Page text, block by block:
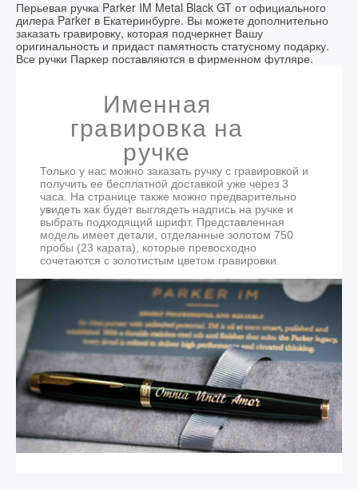
ЗОЛОТИСТАЯ ОТДЕЛКА ДЛЯ
ДЕЛОВОГО ПИСЬМА
Parker IM Metal Black GT — перьевая ручка в строгом
чёрном цвете с выразительными золотистыми
модель визуально глубокой и аккуратной, а позолота
23К добавляет классический премиальный акцент. Эта
деловых заметок и подарка человеку, который ценит
сдержанные, но статусные аксессуары. В комплект
входят синий картридж и фирменный футляр, поэтому
Parker IM Metal Black GT можно вручить как готовый
подарок.
дизайну и к выбору материалов, многообразие отделок
и текстур – при этом сохраняя фирменную
изысканность и благородство Parker.
Заказ оформлен Доставим
до 12:00
Сегодня до 15:00 *
до 20:00
в течение 3 часов*
*более точное время доставки согласовывается с
курьером после оформления заказа
СТОИМОСТЬ ДОСТАВКИ
Сумма покупки Стоимость доставки
до 6000 р.
400 рублей
от 6000 р.
бесплатно
Перьевая ручка Parker IM Metal Black GT от официального
дилера Parker в Екатеринбурге. Вы можете дополнительно
заказать гравировку, которая подчеркнет Вашу
оригинальность и придаст памятность статусному подарку.
Все ручки Паркер поставляются в фирменном футляре.
Именная
гравировка на
ручке
Только у нас можно заказать ручку с гравировкой и
получить ее бесплатной доставкой уже через 3
часа. На странице также можно предварительно
увидеть как будет выглядеть надпись на ручке и
выбрать подходящий шрифт. Представленная
модель имеет детали, отделанные золотом 750
пробы (23 карата), которые превосходно
сочетаются с золотистым цветом гравировки.